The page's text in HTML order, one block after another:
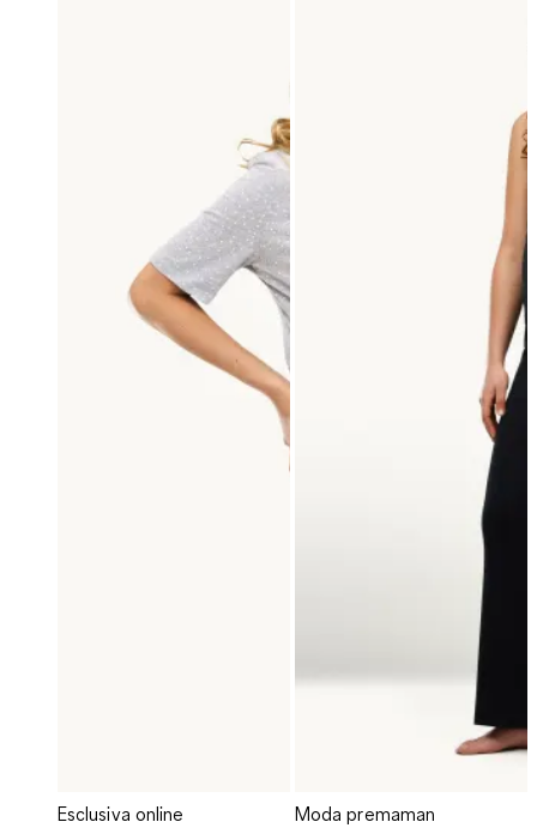
Esclusiva online
Moda premaman